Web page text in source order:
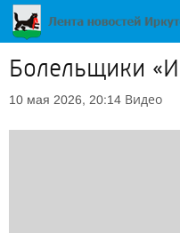
Болельщики
10 мая 2026, 20:14 Видео